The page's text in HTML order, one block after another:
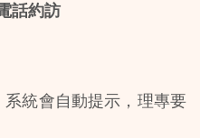
話約訪
統會自動提示，理專要